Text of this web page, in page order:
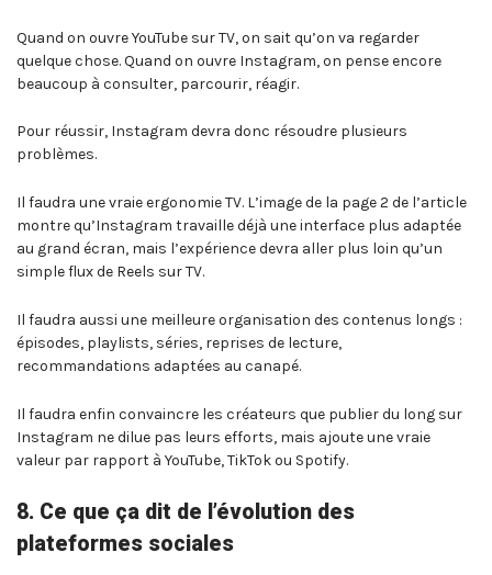
Quand on ouvre YouTube sur TV, on sait qu’on va regarder
quelque chose. Quand on ouvre Instagram, on pense encore
beaucoup à consulter, parcourir, réagir.
Pour réussir, Instagram devra donc résoudre plusieurs
problèmes.
Il faudra une vraie ergonomie TV. L’image de la page 2 de l’article
montre qu’Instagram travaille déjà une interface plus adaptée
au grand écran, mais l’expérience devra aller plus loin qu’un
simple flux de Reels sur TV.
Il faudra aussi une meilleure organisation des contenus longs :
épisodes, playlists, séries, reprises de lecture,
recommandations adaptées au canapé.
Il faudra enfin convaincre les créateurs que publier du long sur
Instagram ne dilue pas leurs efforts, mais ajoute une vraie
valeur par rapport à YouTube, TikTok ou Spotify.
8. Ce que ça dit de l’évolution des
plateformes sociales